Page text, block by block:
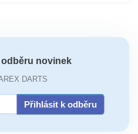
odběru novinek
DARTS
Přihlásit k odběru